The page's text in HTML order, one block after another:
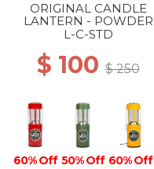
ORIGINAL CANDLE
LANTERN - POWDER
COATED RED
L-C-STD
$ 100$ 250
60% Off 50% Off 60% Off